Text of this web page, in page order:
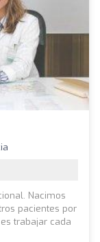
Nacimos
pacientes por
trabajar cada